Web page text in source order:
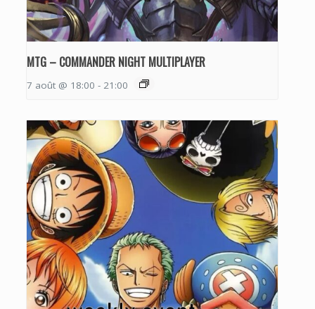
MTG – COMMANDER NIGHT MULTIPLAYER
7 août @ 18:00 - 21:00